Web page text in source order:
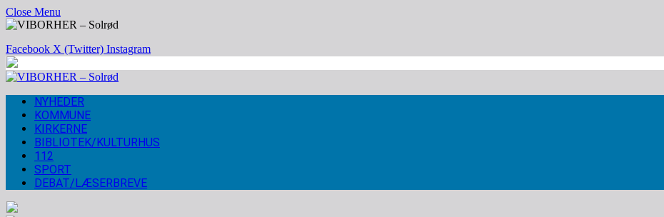
Close Menu
Facebook X (Twitter) Instagram
NYHEDER
KOMMUNE
KIRKERNE
BIBLIOTEK/KULTURHUS
112
SPORT
DEBAT/LÆSERBREVE